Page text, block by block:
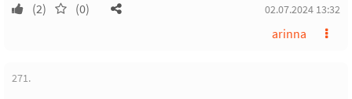
(2) (0) 02.07.2024 13:32
arinna
271.